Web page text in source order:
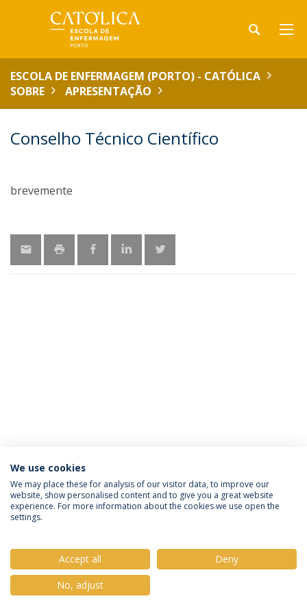
ESCOLA DE ENFERMAGEM (PORTO) - CATÓLICA
SOBRE
APRESENTAÇÃO
Conselho Técnico Científico
brevemente
Política de Privacidade
Termos & Condições
Direitos do Titular dos Dados
© 2026 Universidade Católica Portuguesa
We use cookies
We may place these for analysis of our visitor data, to improve our
website, show personalised content and to give you a great website
experience. For more information about the cookies we use open the
settings.
Accept all
Deny
No, adjust